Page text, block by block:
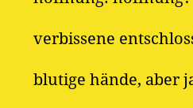
verbissene
blutige hände, aber